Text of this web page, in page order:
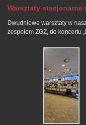
Warsztaty stacjonarne
Dwudniowe warsztaty w
zespołem ZGZ, do koncertu